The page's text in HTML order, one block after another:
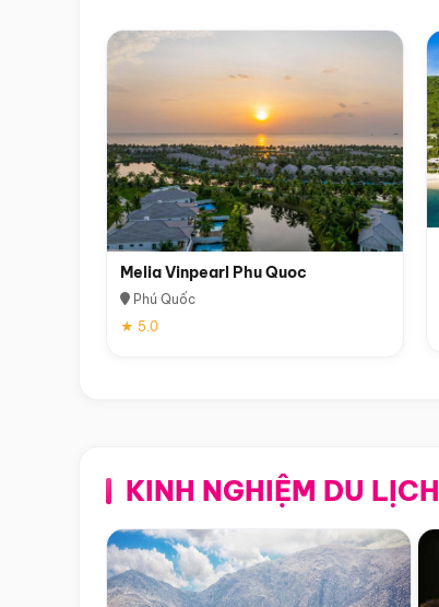
Melia Vinpearl Phu Quoc
Phú Quốc
★ 5.0
KINH NGHIỆM DU LỊCH